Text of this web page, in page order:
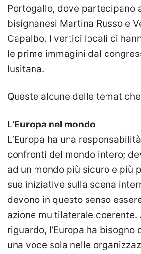
Portogallo, dove partecipano
bisignanesi Martina Russo e
Capalbo. I vertici locali ci
le prime immagini dal
lusitana.
Queste alcune delle
L’Europa nel mondo
L’Europa ha una
confronti del mondo intero;
ad un mondo più sicuro e più
sue iniziative sulla scena
devono in questo senso
azione multilaterale coerente.
riguardo, l’Europa ha bisogno
una voce sola nelle